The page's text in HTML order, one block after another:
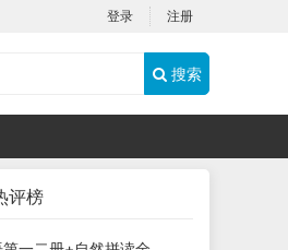
登录 注册
搜索
评榜